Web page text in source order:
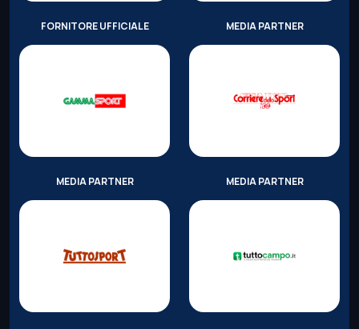
FORNITORE UFFICIALE MEDIA PARTNER
MEDIA PARTNER MEDIA PARTNER